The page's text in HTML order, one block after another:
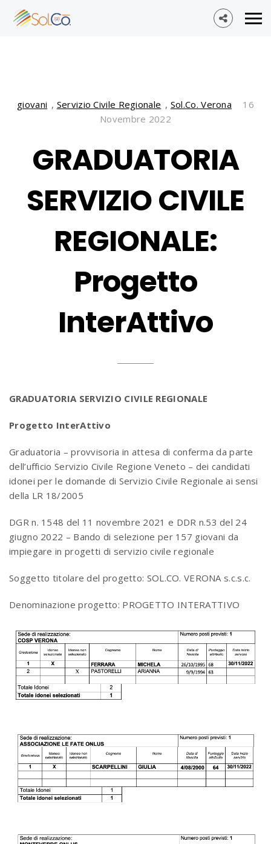
giovani , Servizio Civile Regionale , Sol.Co. Verona
16
Novembre 2022
GRADUATORIA
SERVIZIO CIVILE
REGIONALE:
Progetto
InterAttivo
GRADUATORIA SERVIZIO CIVILE REGIONALE
Progetto InterAttivo
Graduatoria – provvisoria in attesa di conferma da parte
dell’ufficio Servizio Civile Regione Veneto – dei candidati
idonei per le domande di Servizio Civile Regionale ai sensi
della LR 18/2005
DGR n. 1548 del 11 novembre 2021 e DDR n.53 del 24
giugno 2022 – Bando di selezione per 157 giovani da
impiegare in progetti di servizio civile regionale
Soggetto titolare del progetto: SOL.CO. VERONA s.c.s.c.
Denominazione progetto: PROGETTO INTERATTIVO